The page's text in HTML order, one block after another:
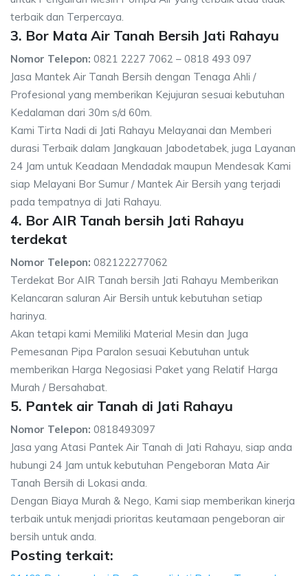
terbaik dan Terpercaya.
3. Bor Mata Air Tanah Bersih Jati Rahayu
Nomor Telepon: 0821 2227 7062 – 0818 493 097
Jasa Mantek Air Tanah Bersih dengan Tenaga Ahli /
Profesional yang memberikan Kejujuran sesuai kebutuhan
Kedalaman dari 30m s/d 60m.
Kami Tirta Nadi di Jati Rahayu Melayanai dan Memberi
durasi Terbaik dalam Jangkauan Jabodetabek, juga Layanan
24 Jam untuk Keadaan Mendadak maupun Mendesak Kami
siap Melayani Bor Sumur / Mantek Air Bersih yang terjadi
pada tempatnya di Jati Rahayu.
4. Bor AIR Tanah bersih Jati Rahayu
terdekat
Nomor Telepon: 082122277062
Terdekat Bor AIR Tanah bersih Jati Rahayu Memberikan
Kelancaran saluran Air Bersih untuk kebutuhan setiap
harinya.
Akan tetapi kami Memiliki Material Mesin dan Juga
Pemesanan Pipa Paralon sesuai Kebutuhan untuk
memberikan Harga Negosiasi Paket yang Relatif Harga
Murah / Bersahabat.
5. Pantek air Tanah di Jati Rahayu
Nomor Telepon: 0818493097
Jasa yang Atasi Pantek Air Tanah di Jati Rahayu, siap anda
hubungi 24 Jam untuk kebutuhan Pengeboran Mata Air
Tanah Bersih di Lokasi anda.
Dengan Biaya Murah & Nego, Kami siap memberikan kinerja
terbaik untuk menjadi prioritas keutamaan pengeboran air
bersih untuk anda.
Posting terkait: